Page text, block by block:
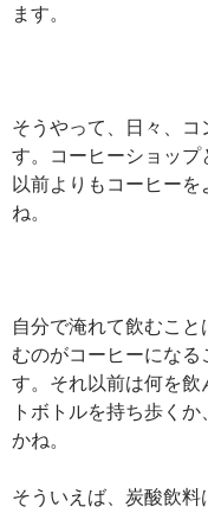
ます。
そうやって、日々、
す。コーヒーショップ
以前よりもコーヒー
ね。
自分で淹れて飲むこ
むのがコーヒーになる
す。それ以前は何を
トボトルを持ち歩く
かね。
そういえば、炭酸飲料